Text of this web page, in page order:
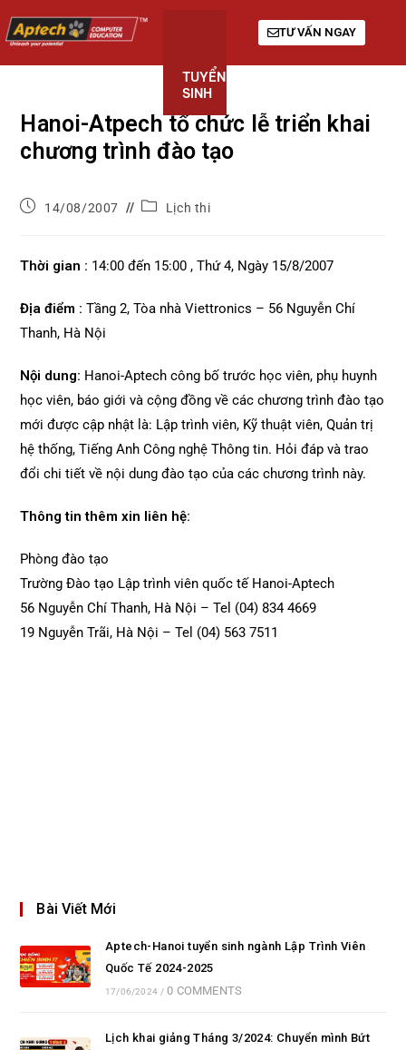
TUYỂN
SINH
TƯ VẤN NGAY
Hanoi-Atpech tổ chức lễ triển khai
chương trình đào tạo
14/08/2007 Lịch thi
Thời gian : 14:00 đến 15:00 , Thứ 4, Ngày 15/8/2007
Địa điểm : Tầng 2, Tòa nhà Viettronics – 56 Nguyễn Chí
Thanh, Hà Nội
Nội dung: Hanoi-Aptech công bố trước học viên, phụ huynh
học viên, báo giới và cộng đồng về các chương trình đào tạo
mới được cập nhật là: Lập trình viên, Kỹ thuật viên, Quản trị
hệ thống, Tiếng Anh Công nghệ Thông tin. Hỏi đáp và trao
đổi chi tiết về nội dung đào tạo của các chương trình này.
Thông tin thêm xin liên hệ:
Phòng đào tạo
Trường Đào tạo Lập trình viên quốc tế Hanoi-Aptech
56 Nguyễn Chí Thanh, Hà Nội – Tel (04) 834 4669
19 Nguyễn Trãi, Hà Nội – Tel (04) 563 7511
Bài Viết Mới
Aptech-Hanoi tuyển sinh ngành Lập Trình Viên
Quốc Tế 2024-2025
17/06/2024 / 0 COMMENTS
Lịch khai giảng Tháng 3/2024: Chuyển mình Bứt